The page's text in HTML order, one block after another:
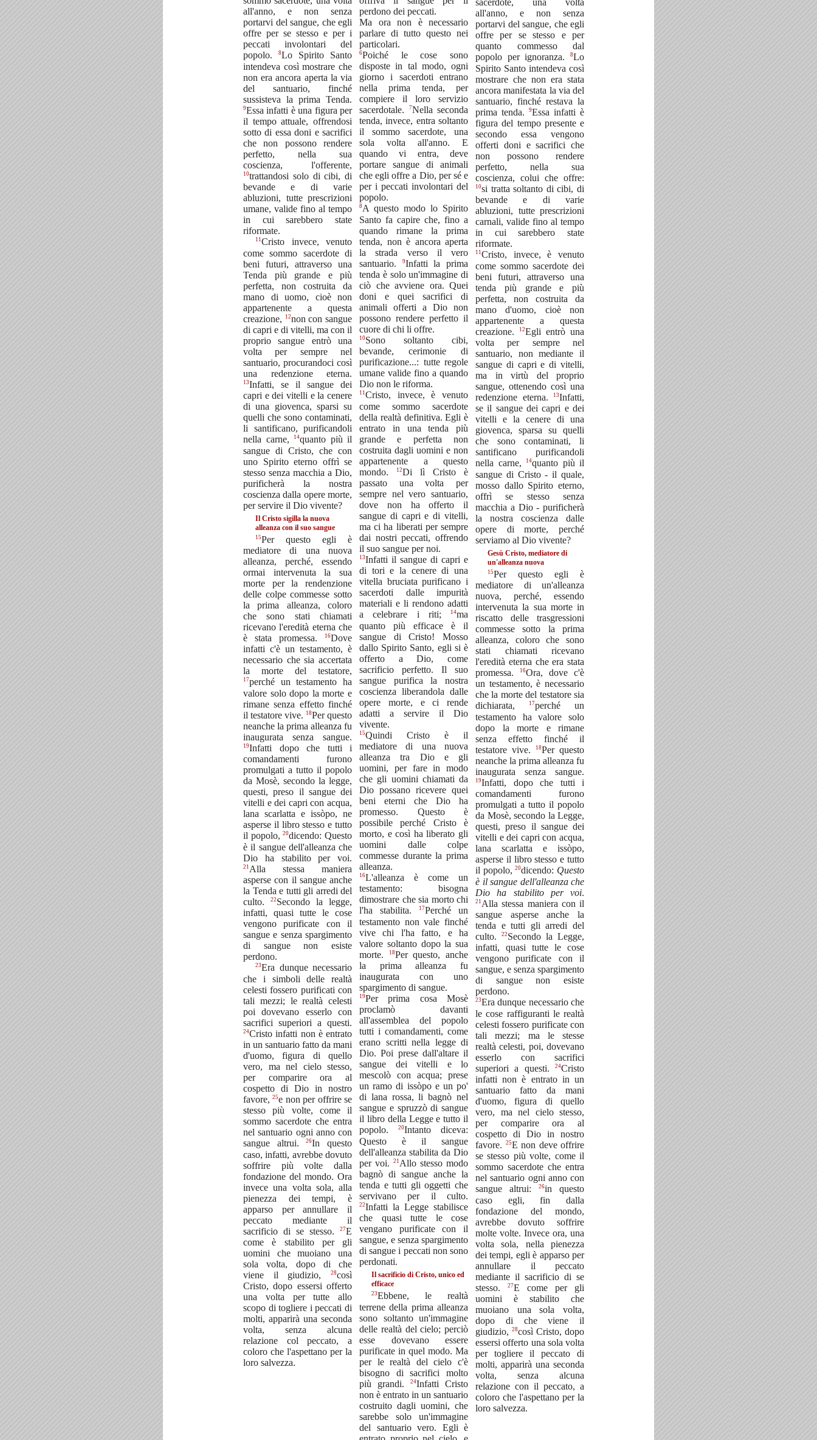
all'anno, e non senza
portarvi del sangue, che egli
offre per se stesso e per i
peccati involontari del
popolo.
8Lo Spirito Santo
intendeva così mostrare che
non era ancora aperta la via
del santuario, finché
sussisteva la prima Tenda.
9Essa infatti è una figura per
il tempo attuale, offrendosi
sotto di essa doni e sacrifici
che non possono rendere
perfetto, nella sua
coscienza, l'offerente,
10trattandosi solo di cibi, di
bevande e di varie
abluzioni, tutte prescrizioni
umane, valide fino al tempo
in cui sarebbero state
riformate.
11Cristo invece, venuto
come sommo sacerdote di
beni futuri, attraverso una
Tenda più grande e più
perfetta, non costruita da
mano di uomo, cioè non
appartenente a questa
creazione,
12non con sangue
di capri e di vitelli, ma con il
proprio sangue entrò una
volta per sempre nel
santuario, procurandoci così
una redenzione eterna.
13Infatti, se il sangue dei
capri e dei vitelli e la cenere
di una giovenca, sparsi su
quelli che sono contaminati,
li santificano, purificandoli
nella carne,
14quanto più il
sangue di Cristo, che con
uno Spirito eterno offrì se
stesso senza macchia a Dio,
purificherà la nostra
coscienza dalla opere morte,
per servire il Dio vivente?
Il Cristo sigilla la nuova
alleanza con il suo sangue
15Per questo egli è
mediatore di una nuova
alleanza, perché, essendo
ormai intervenuta la sua
morte per la rendenzione
delle colpe commesse sotto
la prima alleanza, coloro
che sono stati chiamati
ricevano l'eredità eterna che
è stata promessa.
16Dove
infatti c'è un testamento, è
necessario che sia accertata
la morte del testatore,
17perché un testamento ha
valore solo dopo la morte e
rimane senza effetto finché
il testatore vive. 18Per questo
neanche la prima alleanza fu
inaugurata senza sangue.
19Infatti dopo che tutti i
comandamenti furono
promulgati a tutto il popolo
da Mosè, secondo la legge,
questi, preso il sangue dei
vitelli e dei capri con acqua,
lana scarlatta e issòpo, ne
asperse il libro stesso e tutto
il popolo,20dicendo: Questo
è il sangue dell'alleanza che
Dio ha stabilito per voi.
21 Alla stessa maniera
asperse con il sangue anche
la Tenda e tutti gli arredi del
culto.
22 Secondo la legge,
infatti, quasi tutte le cose
vengono purificate con il
sangue e senza spargimento
di sangue non esiste
perdono.
23Era dunque necessario
che i simboli delle realtà
celesti fossero purificati con
tali mezzi; le realtà celesti
poi dovevano esserlo con
sacrifici superiori a questi.
24Cristo infatti non è entrato
in un santuario fatto da mani
d'uomo, figura di quello
vero, ma nel cielo stesso,
per comparire ora al
cospetto di Dio in nostro
favore,25e non per offrire se
stesso più volte, come il
sommo sacerdote che entra
nel santuario ogni anno con
sangue altrui.26In questo
caso, infatti, avrebbe dovuto
soffrire più volte dalla
fondazione del mondo. Ora
invece una volta sola, alla
pienezza dei tempi, è
apparso per annullare il
peccato mediante il
sacrificio di se stesso.
27E
come è stabilito per gli
uomini che muoiano una
sola volta, dopo di che
viene il giudizio,
28così
Cristo, dopo essersi offerto
una volta per tutte allo
scopo di togliere i peccati di
molti, apparirà una seconda
volta, senza alcuna
relazione col peccato, a
coloro che l'aspettano per la
loro salvezza.
perdono dei peccati.
Ma ora non è necessario
parlare di tutto questo nei
particolari.
6Poiché le cose sono
disposte in tal modo, ogni
giorno i sacerdoti entrano
nella prima tenda, per
compiere il loro servizio
sacerdotale.
7Nella seconda
tenda, invece, entra soltanto
il sommo sacerdote, una
sola volta all'anno. E
quando vi entra, deve
portare sangue di animali
che egli offre a Dio, per sé e
per i peccati involontari del
popolo.
8A questo modo lo Spirito
Santo fa capire che, fino a
quando rimane la prima
tenda, non è ancora aperta
la strada verso il vero
santuario.
9Infatti la prima
tenda è solo un'immagine di
ciò che avviene ora. Quei
doni e quei sacrifici di
animali offerti a Dio non
possono rendere perfetto il
cuore di chi li offre.
10Sono soltanto cibi,
bevande, cerimonie di
purificazione...: tutte regole
umane valide fino a quando
Dio non le riforma.
11Cristo, invece, è venuto
come sommo sacerdote
della realtà definitiva. Egli è
entrato in una tenda più
grande e perfetta non
costruita dagli uomini e non
appartenente a questo
mondo.
12Di lì Cristo è
passato una volta per
sempre nel vero santuario,
dove non ha offerto il
sangue di capri e di vitelli,
ma ci ha liberati per sempre
dai nostri peccati, offrendo
il suo sangue per noi.
13Infatti il sangue di capri e
di tori e la cenere di una
vitella bruciata purificano i
sacerdoti dalle impurità
materiali e li rendono adatti
a celebrare i riti;
14ma
quanto più efficace è il
sangue di Cristo! Mosso
dallo Spirito Santo, egli si è
offerto a Dio, come
sacrificio perfetto. Il suo
sangue purifica la nostra
coscienza liberandola dalle
opere morte, e ci rende
adatti a servire il Dio
vivente.
15Quindi Cristo è il
mediatore di una nuova
alleanza tra Dio e gli
uomini, per fare in modo
che gli uomini chiamati da
Dio possano ricevere quei
beni eterni che Dio ha
promesso. Questo è
possibile perché Cristo è
morto, e così ha liberato gli
uomini dalle colpe
commesse durante la prima
alleanza.
16L'alleanza è come un
testamento: bisogna
dimostrare che sia morto chi
l'ha stabilita.
17Perché un
testamento non vale finché
vive chi l'ha fatto, e ha
valore soltanto dopo la sua
morte.
18Per questo, anche
la prima alleanza fu
inaugurata con uno
spargimento di sangue.
19Per prima cosa Mosè
proclamò davanti
all'assemblea del popolo
tutti i comandamenti, come
erano scritti nella legge di
Dio. Poi prese dall'altare il
sangue dei vitelli e lo
mescolò con acqua; prese
un ramo di issòpo e un po'
di lana rossa, li bagnò nel
sangue e spruzzò di sangue
il libro della Legge e tutto il
popolo.
20Intanto diceva:
Questo è il sangue
dell'alleanza stabilita da Dio
per voi.
21 Allo stesso modo
bagnò di sangue anche la
tenda e tutti gli oggetti che
servivano per il culto.
22Infatti la Legge stabilisce
che quasi tutte le cose
vengano purificate con il
sangue, e senza spargimento
di sangue i peccati non sono
perdonati.
Il sacrificio di Cristo, unico ed
efficace
23Ebbene, le realtà
terrene della prima alleanza
sono soltanto un'immagine
delle realtà del cielo; perciò
esse dovevano essere
purificate in quel modo. Ma
per le realtà del cielo c'è
bisogno di sacrifici molto
più grandi.
24Infatti Cristo
non è entrato in un santuario
costruito dagli uomini, che
sarebbe solo un'immagine
del santuario vero. Egli è
sacerdote, una volta
all'anno, e non senza
portarvi del sangue, che egli
offre per se stesso e per
quanto commesso dal
popolo per ignoranza.
8Lo
Spirito Santo intendeva così
mostrare che non era stata
ancora manifestata la via del
santuario, finché restava la
prima tenda.
9Essa infatti è
figura del tempo presente e
secondo essa vengono
offerti doni e sacrifici che
non possono rendere
perfetto, nella sua
coscienza, colui che offre:
10si tratta soltanto di cibi, di
bevande e di varie
abluzioni, tutte prescrizioni
carnali, valide fino al tempo
in cui sarebbero state
riformate.
11Cristo, invece, è venuto
come sommo sacerdote dei
beni futuri, attraverso una
tenda più grande e più
perfetta, non costruita da
mano d'uomo, cioè non
appartenente a questa
creazione.
12Egli entrò una
volta per sempre nel
santuario, non mediante il
sangue di capri e di vitelli,
ma in virtù del proprio
sangue, ottenendo così una
redenzione eterna.
13Infatti,
se il sangue dei capri e dei
vitelli e la cenere di una
giovenca, sparsa su quelli
che sono contaminati, li
santificano purificandoli
nella carne,
14quanto più il
sangue di Cristo - il quale,
mosso dallo Spirito eterno,
offrì se stesso senza
macchia a Dio - purificherà
la nostra coscienza dalle
opere di morte, perché
serviamo al Dio vivente?
Gesù Cristo, mediatore di
un'alleanza nuova
15Per questo egli è
mediatore di un'alleanza
nuova, perché, essendo
intervenuta la sua morte in
riscatto delle trasgressioni
commesse sotto la prima
alleanza, coloro che sono
stati chiamati ricevano
l'eredità eterna che era stata
promessa.
16Ora, dove c'è
un testamento, è necessario
che la morte del testatore sia
dichiarata,
17perché un
testamento ha valore solo
dopo la morte e rimane
senza effetto finché il
testatore vive.
18Per questo
neanche la prima alleanza fu
inaugurata senza sangue.
19Infatti, dopo che tutti i
comandamenti furono
promulgati a tutto il popolo
da Mosè, secondo la Legge,
questi, preso il sangue dei
vitelli e dei capri con acqua,
lana scarlatta e issòpo,
asperse il libro stesso e tutto
il popolo,20dicendo: Questo
è il sangue dell'alleanza che
Dio ha stabilito per voi.
21 Alla stessa maniera con il
sangue asperse anche la
tenda e tutti gli arredi del
culto.
22 Secondo la Legge,
infatti, quasi tutte le cose
vengono purificate con il
sangue, e senza spargimento
di sangue non esiste
perdono.
23Era dunque necessario che
le cose raffiguranti le realtà
celesti fossero purificate con
tali mezzi; ma le stesse
realtà celesti, poi, dovevano
esserlo con sacrifici
superiori a questi.
24Cristo
infatti non è entrato in un
santuario fatto da mani
d'uomo, figura di quello
vero, ma nel cielo stesso,
per comparire ora al
cospetto di Dio in nostro
favore.
25E non deve offrire
se stesso più volte, come il
sommo sacerdote che entra
nel santuario ogni anno con
sangue altrui:
26in questo
caso egli, fin dalla
fondazione del mondo,
avrebbe dovuto soffrire
molte volte. Invece ora, una
volta sola, nella pienezza
dei tempi, egli è apparso per
annullare il peccato
mediante il sacrificio di se
stesso.
27E come per gli
uomini è stabilito che
muoiano una sola volta,
dopo di che viene il
giudizio, 28così Cristo, dopo
essersi offerto una sola volta
per togliere il peccato di
molti, apparirà una seconda
volta, senza alcuna
relazione con il peccato, a
coloro che l'aspettano per la
loro salvezza.